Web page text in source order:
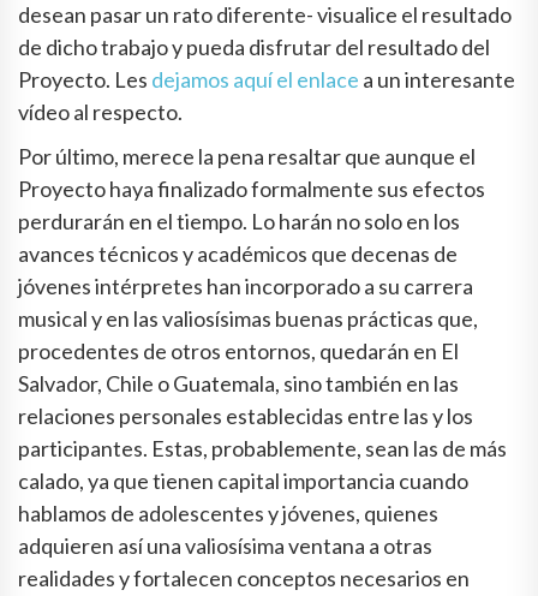
desean pasar un rato diferente- visualice el resultado
de dicho trabajo y pueda disfrutar del resultado del
Proyecto. Les dejamos aquí el enlace a un interesante
vídeo al respecto.
Por último, merece la pena resaltar que aunque el
Proyecto haya finalizado formalmente sus efectos
perdurarán en el tiempo. Lo harán no solo en los
avances técnicos y académicos que decenas de
jóvenes intérpretes han incorporado a su carrera
musical y en las valiosísimas buenas prácticas que,
procedentes de otros entornos, quedarán en El
Salvador, Chile o Guatemala, sino también en las
relaciones personales establecidas entre las y los
participantes. Estas, probablemente, sean las de más
calado, ya que tienen capital importancia cuando
hablamos de adolescentes y jóvenes, quienes
adquieren así una valiosísima ventana a otras
realidades y fortalecen conceptos necesarios en